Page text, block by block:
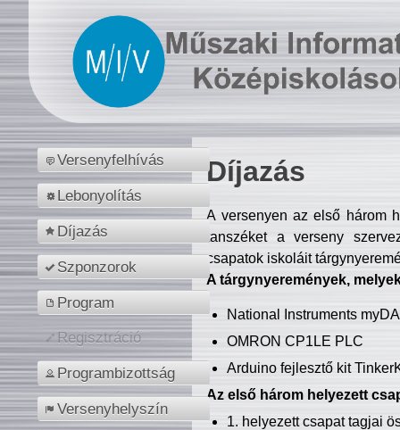
Versenyfelhívás
Lebonyolítás
Díjazás
Szponzorok
Program
Regisztráció
Programbizottság
Versenyhelyszín
Díjazás
A versenyen az első három
tanszéket a verseny
csapatok iskoláit
A tárgynyeremények,
National Instruments
OMRON CP1LE PLC
Arduino fejlesztő kit
Az első három helyezett
1. helyezett csapat tagjai